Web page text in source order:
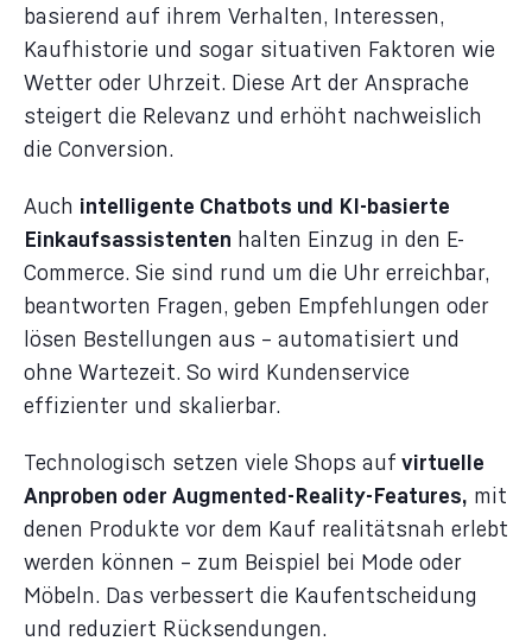
basierend auf ihrem Verhalten, Interessen,
Kaufhistorie und sogar situativen Faktoren wie
Wetter oder Uhrzeit. Diese Art der Ansprache
steigert die Relevanz und erhöht nachweislich
die Conversion.
Auch intelligente Chatbots und KI-basierte
Einkaufsassistenten halten Einzug in den E-
Commerce. Sie sind rund um die Uhr erreichbar,
beantworten Fragen, geben Empfehlungen oder
lösen Bestellungen aus – automatisiert und
ohne Wartezeit. So wird Kundenservice
effizienter und skalierbar.
Technologisch setzen viele Shops auf virtuelle
Anproben oder Augmented-Reality-Features, mit
denen Produkte vor dem Kauf realitätsnah erlebt
werden können – zum Beispiel bei Mode oder
Möbeln. Das verbessert die Kaufentscheidung
und reduziert Rücksendungen.